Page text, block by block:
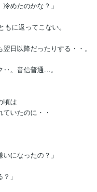
冷めたのかな？」
もに返ってこない。
日以降だったりする・・。
‥。音信普通…。
頃は
いたのに・・
いになったの？」
」